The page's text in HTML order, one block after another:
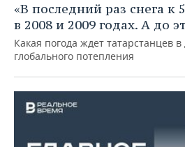
«В последний раз снега к
в 2008 и 2009 годах. А до
Какая погода ждет татарстанцев
глобального потепления